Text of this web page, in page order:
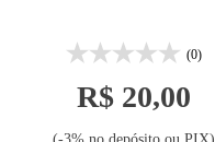
de caso em penha,
(0)
R$ 20,00